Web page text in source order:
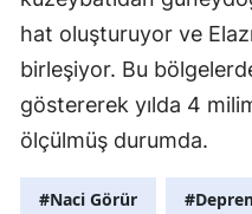
hat oluşturuyor ve
birleşiyor. Bu
göstererek yılda 4
ölçülmüş durumda.
#Naci Görür